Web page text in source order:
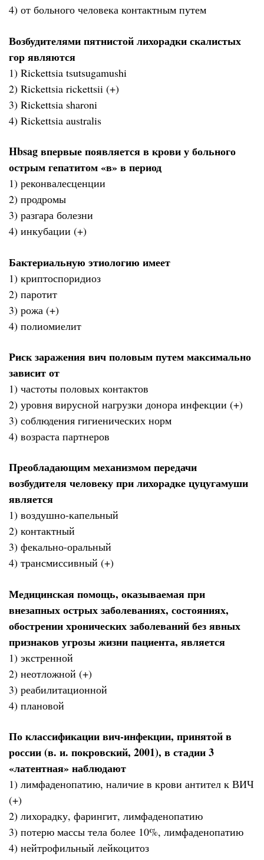
4) от больного человека контактным путем
Возбудителями пятнистой лихорадки скалистых
гор являются
1) Rickettsia tsutsugamushi
2) Rickettsia rickettsii (+)
3) Rickettsia sharoni
4) Rickettsia australis
Hbsag впервые появляется в крови у больного
острым гепатитом «в» в период
1) реконвалесценции
2) продромы
3) разгара болезни
4) инкубации (+)
Бактериальную этиологию имеет
1) криптоспоридиоз
2) паротит
3) рожа (+)
4) полиомиелит
Риск заражения вич половым путем максимально
зависит от
1) частоты половых контактов
2) уровня вирусной нагрузки донора инфекции (+)
3) соблюдения гигиенических норм
4) возраста партнеров
Преобладающим механизмом передачи
возбудителя человеку при лихорадке цуцугамуши
является
1) воздушно-капельный
2) контактный
3) фекально-оральный
4) трансмиссивный (+)
Медицинская помощь, оказываемая при
внезапных острых заболеваниях, состояниях,
обострении хронических заболеваний без явных
признаков угрозы жизни пациента, является
1) экстренной
2) неотложной (+)
3) реабилитационной
4) плановой
По классификации вич-инфекции, принятой в
россии (в. и. покровский, 2001), в стадии 3
«латентная» наблюдают
1) лимфаденопатию, наличие в крови антител к ВИЧ
(+)
2) лихорадку, фарингит, лимфаденопатию
3) потерю массы тела более 10%, лимфаденопатию
4) нейтрофильный лейкоцитоз